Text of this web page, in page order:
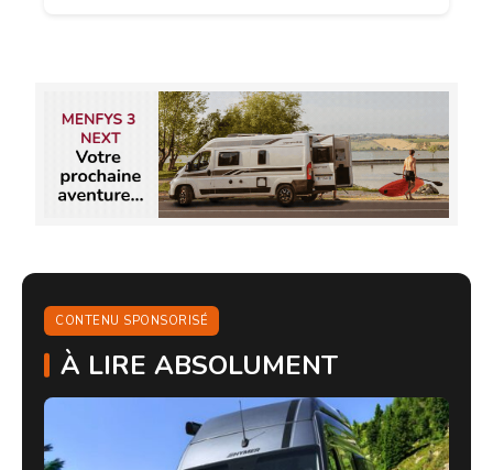
CONTENU SPONSORISÉ
À LIRE ABSOLUMENT